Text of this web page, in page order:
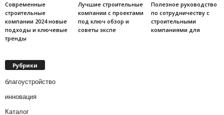
Современные
строительные
компании 2024 новые
подходы и ключевые
тренды
Лучшие строительные
компании с проектами
под ключ обзор и
советы экспе
Полезное руководство
по сотрудничеству с
строительными
компаниями для
Рубрики
благоустройство
инновация
Каталог